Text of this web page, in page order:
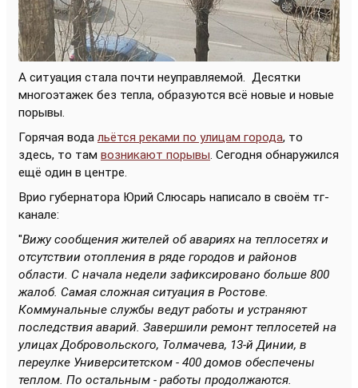
А ситуация стала почти неуправляемой. Десятки
многоэтажек без тепла, образуются всё новые и новые
порывы.
Горячая вода льётся реками по улицам города, то
здесь, то там возникают порывы. Сегодня обнаружился
ещё один в центре.
Врио губернатора Юрий Слюсарь написало в своём тг-
канале:
"Вижу сообщения жителей об авариях на теплосетях и
отсутствии отопления в ряде городов и районов
области. С начала недели зафиксировано больше 800
жалоб. Самая сложная ситуация в Ростове.
Коммунальные службы ведут работы и устраняют
последствия аварий. Завершили ремонт теплосетей на
улицах Добровольского, Толмачева, 13-й Динии, в
переулке Университетском - 400 домов обеспечены
теплом. По остальным - работы продолжаются.